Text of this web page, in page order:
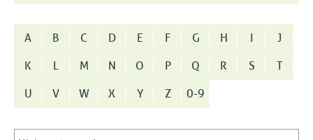
A B C D E F G H I
J
K
L M N O P Q R S
T
U
V W X Y Z 0-9